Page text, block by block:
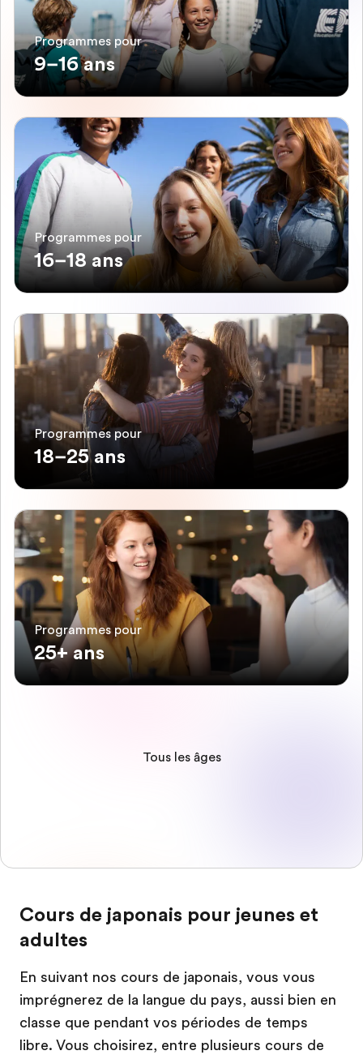
Programmes pour
9–16 ans
Programmes pour
16–18 ans
Programmes pour
18–25 ans
Programmes pour
25+ ans
Tous les âges
Cours de japonais pour jeunes et
adultes
En suivant nos cours de japonais, vous vous
imprégnerez de la langue du pays, aussi bien en
classe que pendant vos périodes de temps
libre. Vous choisirez, entre plusieurs cours de